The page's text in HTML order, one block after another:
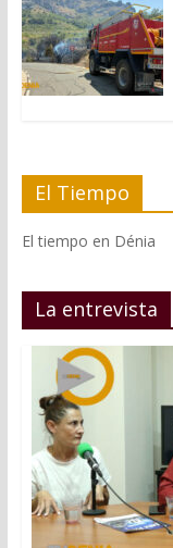
El Tiempo
El tiempo en Dénia
La entrevista